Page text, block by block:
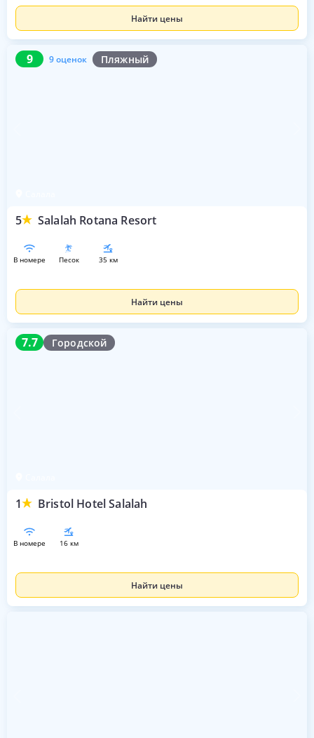
Найти цены
9 9 оценок Пляжный
5 Salalah Rotana Resort
9 9 оценок
в номере песок 35 км
Найти цены
7.7 Городской
1 Bristol Hotel Salalah
7.7
в номере 16 км
Найти цены